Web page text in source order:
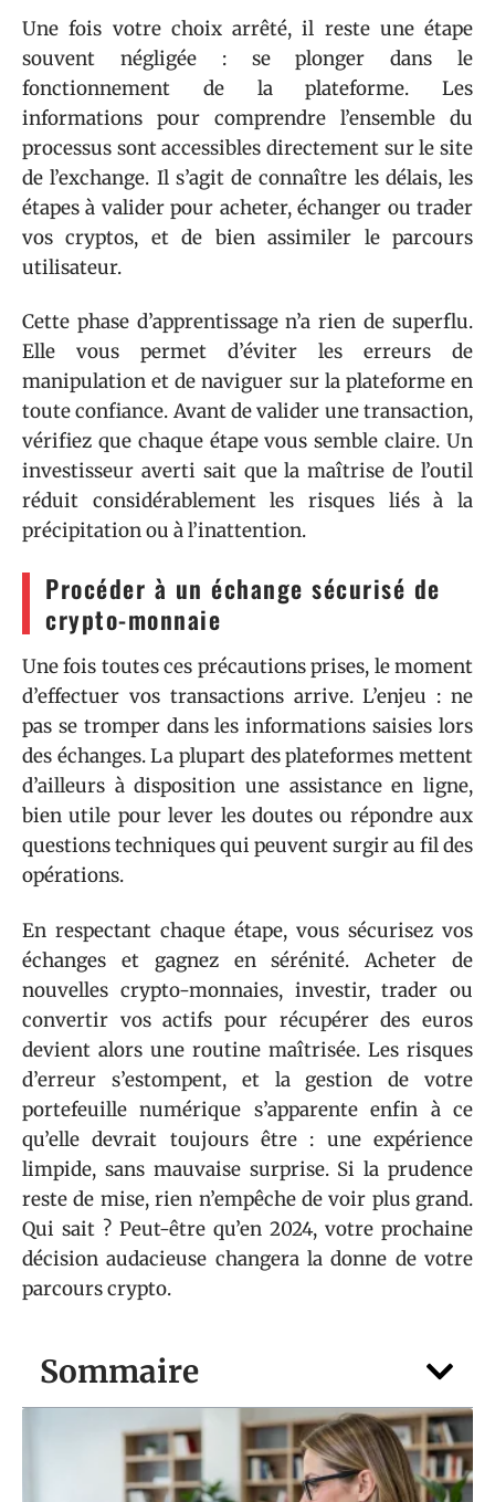
Sommaire
Une fois votre choix arrêté, il reste une étape
souvent négligée : se plonger dans le
fonctionnement de la plateforme. Les
informations pour comprendre l’ensemble du
processus sont accessibles directement sur le site
de l’exchange. Il s’agit de connaître les délais, les
étapes à valider pour acheter, échanger ou trader
vos cryptos, et de bien assimiler le parcours
utilisateur.
Cette phase d’apprentissage n’a rien de superflu.
Elle vous permet d’éviter les erreurs de
manipulation et de naviguer sur la plateforme en
toute confiance. Avant de valider une transaction,
vérifiez que chaque étape vous semble claire. Un
investisseur averti sait que la maîtrise de l’outil
réduit considérablement les risques liés à la
précipitation ou à l’inattention.
Procéder à un échange sécurisé de
crypto-monnaie
Une fois toutes ces précautions prises, le moment
d’effectuer vos transactions arrive. L’enjeu : ne
pas se tromper dans les informations saisies lors
des échanges. La plupart des plateformes mettent
d’ailleurs à disposition une assistance en ligne,
bien utile pour lever les doutes ou répondre aux
questions techniques qui peuvent surgir au fil des
opérations.
En respectant chaque étape, vous sécurisez vos
échanges et gagnez en sérénité. Acheter de
nouvelles crypto-monnaies, investir, trader ou
convertir vos actifs pour récupérer des euros
devient alors une routine maîtrisée. Les risques
d’erreur s’estompent, et la gestion de votre
portefeuille numérique s’apparente enfin à ce
qu’elle devrait toujours être : une expérience
limpide, sans mauvaise surprise. Si la prudence
reste de mise, rien n’empêche de voir plus grand.
Qui sait ? Peut-être qu’en 2024, votre prochaine
décision audacieuse changera la donne de votre
parcours crypto.